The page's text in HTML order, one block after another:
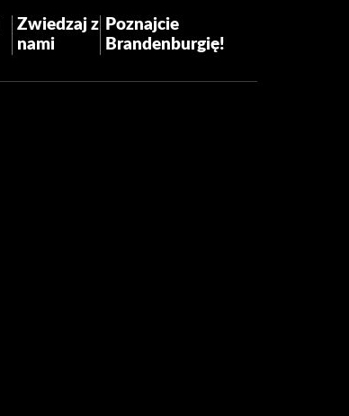
Zwiedzaj z
nami
Poznajcie
Brandenburgię!